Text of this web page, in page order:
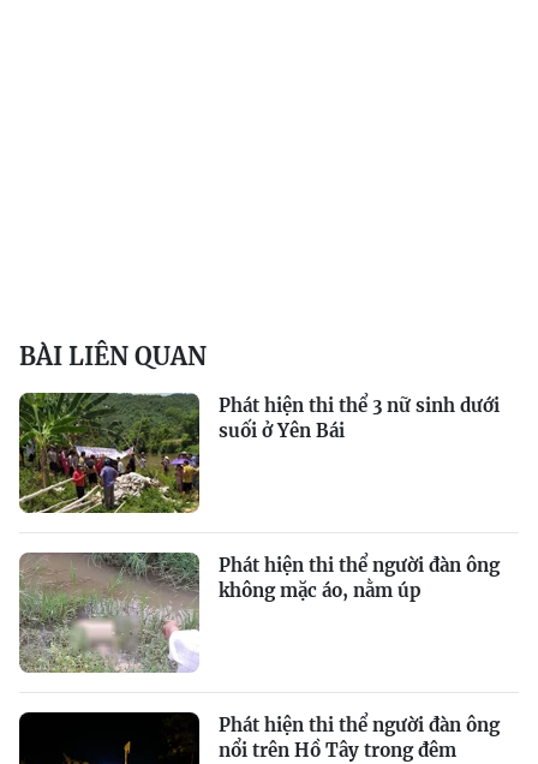
BÀI LIÊN QUAN
Phát hiện thi thể 3 nữ sinh dưới
suối ở Yên Bái
Phát hiện thi thể người đàn ông
không mặc áo, nằm úp
Phát hiện thi thể người đàn ông
nổi trên Hồ Tây trong đêm